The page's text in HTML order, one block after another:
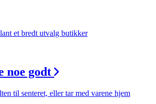
et bredt utvalg butikker
noe godt
til senteret, eller tar med varene hjem